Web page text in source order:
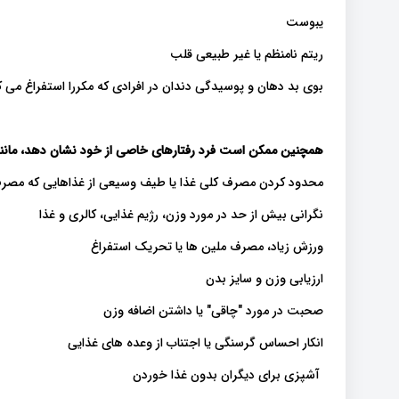
یبوست
ریتم نامنظم یا غیر طبیعی قلب
بوی بد دهان و پوسیدگی دندان در افرادی که مکررا استفراغ می
همچنین ممکن است فرد رفتارهای خاصی از خود نشان دهد،
محدود کردن مصرف کلی غذا یا طیف وسیعی از غذاهایی که
نگرانی بیش از حد در مورد وزن، رژیم غذایی، کالری و غذا
ورزش زیاد، مصرف ملین ها یا تحریک استفراغ
ارزیابی وزن و سایز بدن
صحبت در مورد "چاقی" یا داشتن اضافه وزن
انکار احساس گرسنگی یا اجتناب از وعده های غذایی
آشپزی برای دیگران بدون غذا خوردن